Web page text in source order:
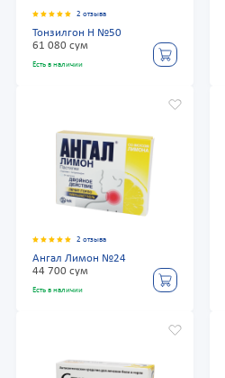
2 отзыва
Тонзилгон Н №50
61 080 сум
Есть в наличии
2 отзыва
Ангал Лимон №24
44 700 сум
Есть в наличии